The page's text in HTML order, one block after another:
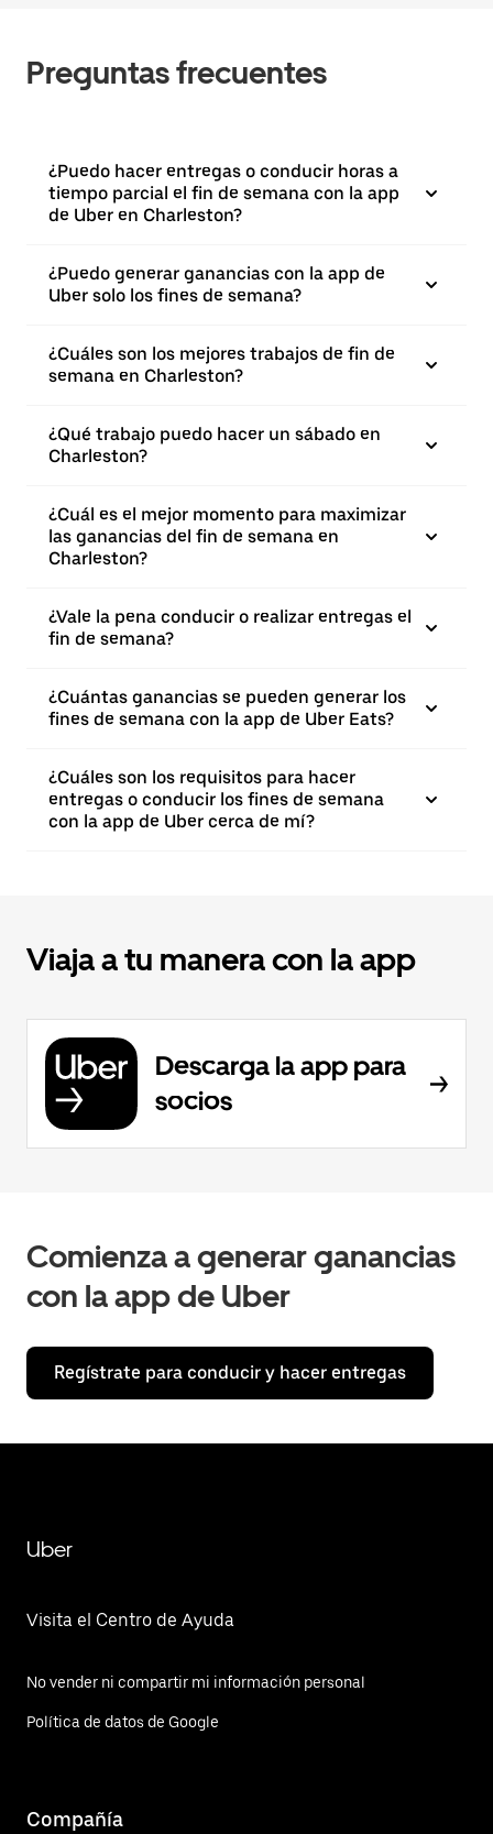
Preguntas frecuentes
¿Puedo hacer entregas o conducir horas a
tiempo parcial el fin de semana con la app
de Uber en Charleston?
¿Puedo generar ganancias con la app de
Uber solo los fines de semana?
¿Cuáles son los mejores trabajos de fin de
semana en Charleston?
¿Qué trabajo puedo hacer un sábado en
Charleston?
¿Cuál es el mejor momento para maximizar
las ganancias del fin de semana en
Charleston?
¿Vale la pena conducir o realizar entregas el
fin de semana?
¿Cuántas ganancias se pueden generar los
fines de semana con la app de Uber Eats?
¿Cuáles son los requisitos para hacer
entregas o conducir los fines de semana
con la app de Uber cerca de mí?
Viaja a tu manera con la app
Descarga la app para
socios
Comienza a generar ganancias
con la app de Uber
Regístrate para conducir y hacer entregas
Uber
Visita el Centro de Ayuda
No vender ni compartir mi información personal
Política de datos de Google
Compañía